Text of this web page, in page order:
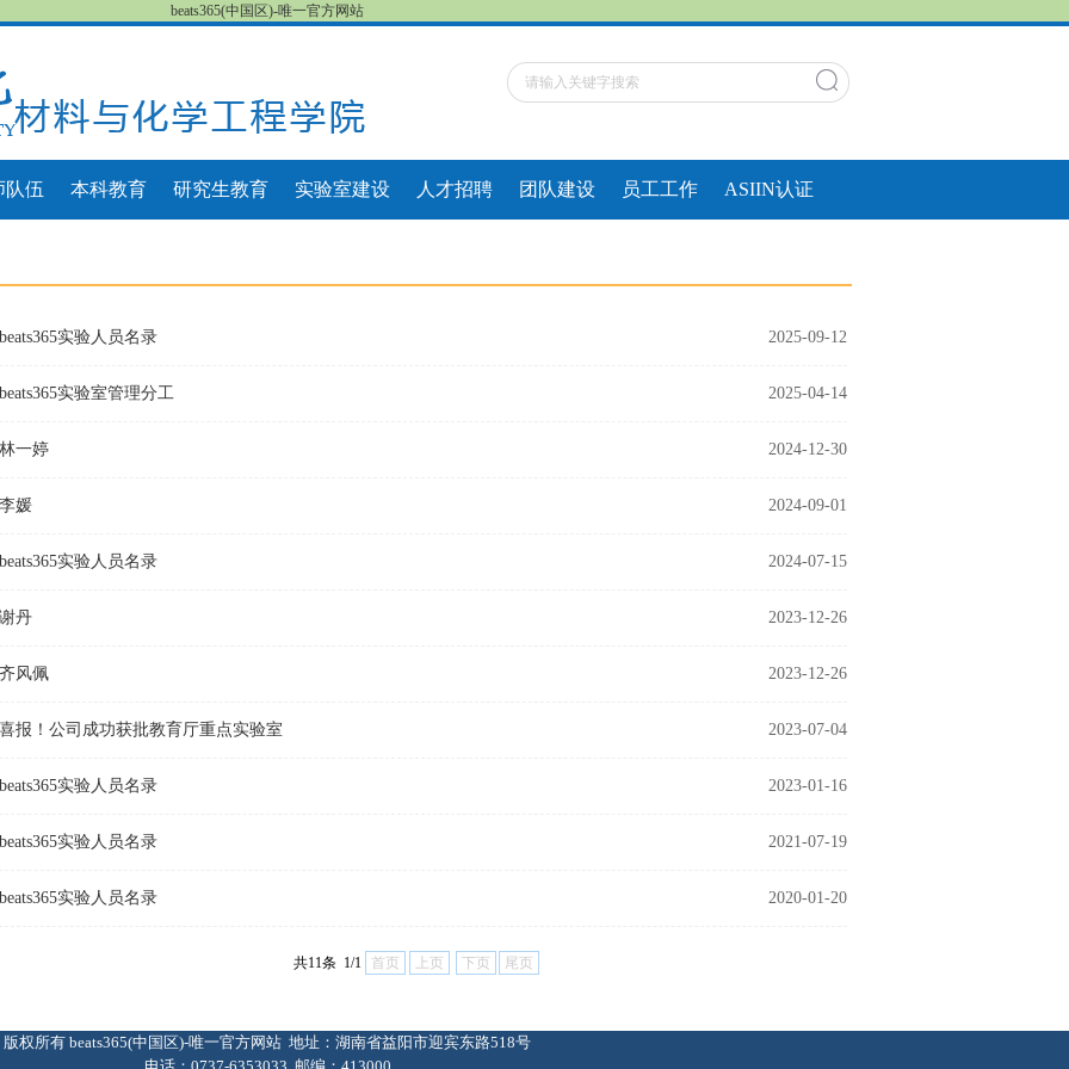
beats365(中国区)-唯一官方网站
队伍 本科教育 研究生教育 实验室建设 人才招聘 团队建设 员工工作 ASIIN认证
2025-09-12
beats365实验人员名录
2025-04-14
beats365实验室管理分工
2024-12-30
林一婷
2024-09-01
李媛
2024-07-15
beats365实验人员名录
2023-12-26
谢丹
2023-12-26
齐风佩
2023-07-04
喜报！公司成功获批教育厅重点实验室
2023-01-16
beats365实验人员名录
2021-07-19
beats365实验人员名录
2020-01-20
beats365实验人员名录
共11条 1/1 首页 上页 下页 尾页
版权所有 beats365(中国区)-唯一官方网站 地址：湖南省益阳市迎宾东路518号